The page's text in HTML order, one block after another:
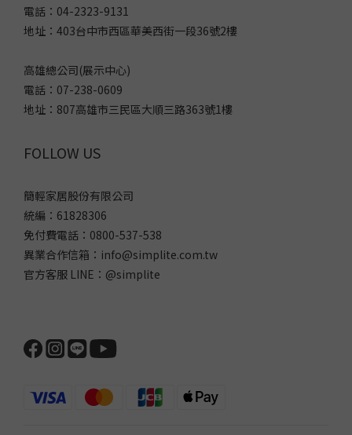
電話：04-2323-9131
地址：403台中市西區華美西街一段36號2樓
高雄總公司(展示中心)
電話：07-238-0609
地址：807高雄市三民區大順三路363號1樓
FOLLOW US
簡輕家居股份有限公司
統編：61828306
免付費電話：0800-537-538
異業合作信箱：info@simplite.com.tw
官方客服 LINE：@simplite